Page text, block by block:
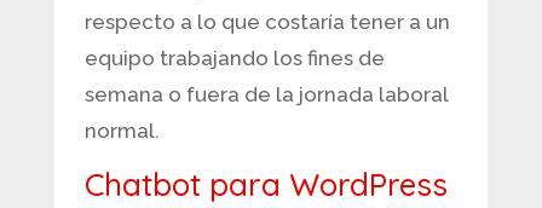
respecto a lo que costaría tener a un
equipo trabajando los fines de
semana o fuera de la jornada laboral
normal.
Chatbot para WordPress